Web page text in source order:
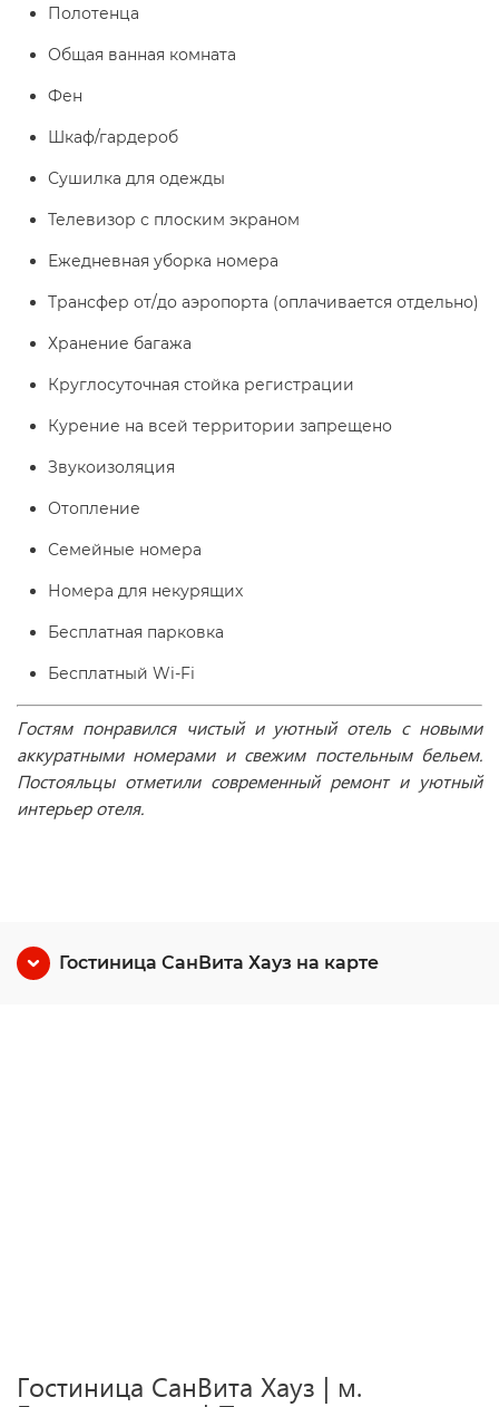
Полотенца
Общая ванная комната
Фен
Шкаф/гардероб
Сушилка для одежды
Телевизор с плоским экраном
Ежедневная уборка номера
Трансфер от/до аэропорта (оплачивается отдельно)
Хранение багажа
Круглосуточная стойка регистрации
Курение на всей территории запрещено
Звукоизоляция
Отопление
Семейные номера
Номера для некурящих
Бесплатная парковка
Бесплатный Wi-Fі
Гостям понравился чистый и уютный отель с новыми
аккуратными номерами и свежим постельным бельем.
Постояльцы отметили современный ремонт и уютный
интерьер отеля.
Гостиница СанВита Хауз на карте
Гостиница СанВита Хауз | м.